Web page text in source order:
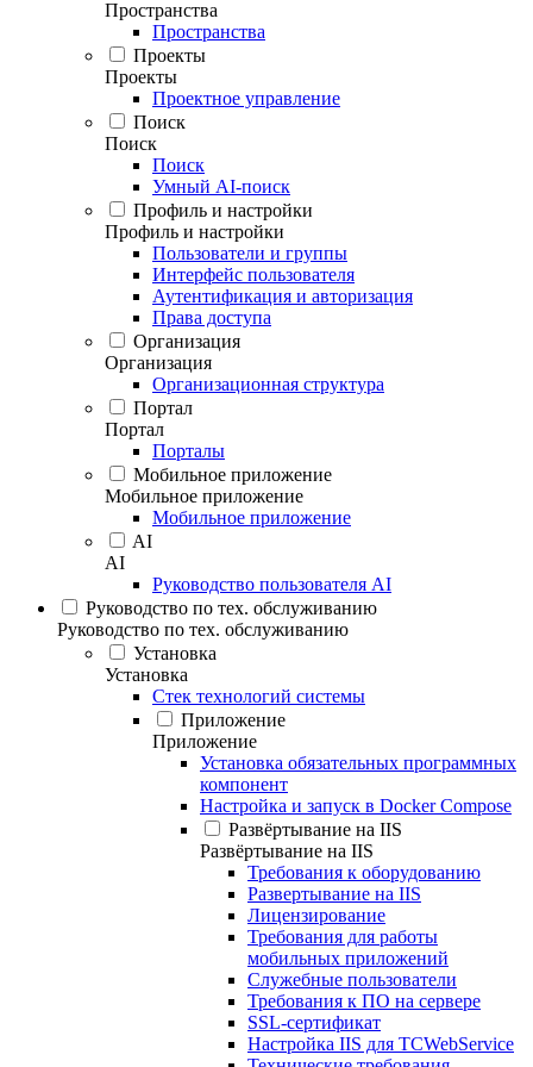
Пространства
Пространства
Проекты
Проекты
Проектное управление
Поиск
Поиск
Поиск
Умный AI-поиск
Профиль и настройки
Профиль и настройки
Пользователи и группы
Интерфейс пользователя
Аутентификация и авторизация
Права доступа
Организация
Организация
Организационная структура
Портал
Портал
Порталы
Мобильное приложение
Мобильное приложение
Мобильное приложение
AI
AI
Руководство пользователя AI
Руководство по тех. обслуживанию
Руководство по тех. обслуживанию
Установка
Установка
Стек технологий системы
Приложение
Приложение
Установка обязательных программных
компонент
Настройка и запуск в Docker Compose
Развёртывание на IIS
Развёртывание на IIS
Требования к оборудованию
Развертывание на IIS
Лицензирование
Требования для работы
мобильных приложений
Служебные пользователи
Требования к ПО на сервере
SSL-сертификат
Настройка IIS для TCWebService